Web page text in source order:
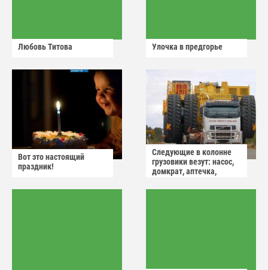
Любовь Титова Улочка в предгорье
Вот это настоящий
праздник!
Следующие в колонне
грузовики везут: насос,
домкрат, аптечка,